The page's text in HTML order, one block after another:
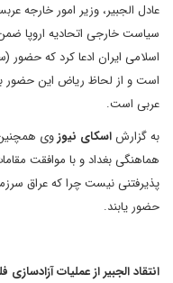
عادل الجبیر، وزیر امور خارجه
سیاست خارجی اتحادیه اروپا
اسلامی ایران ادعا کرد که حضور
است و از لحاظ ریاض این حضور
عربی است.
به گزارشاسکای نیوزوی همچنین
هماهنگی بغداد و با موافقت
پذیرفتنی نیست چرا که عراق
حضور یابند.
انتقاد الجبیر از عملیات آزادسازی